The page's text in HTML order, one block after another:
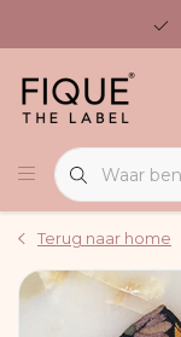
Terug naar home